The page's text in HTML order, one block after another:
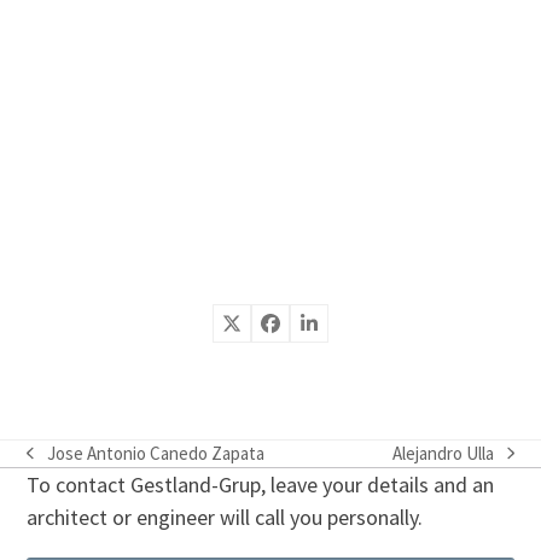
previous
post:
Jose Antonio Canedo Zapata
next
post:
Alejandro Ulla
To contact Gestland-Grup, leave your details and an
architect or engineer will call you personally.